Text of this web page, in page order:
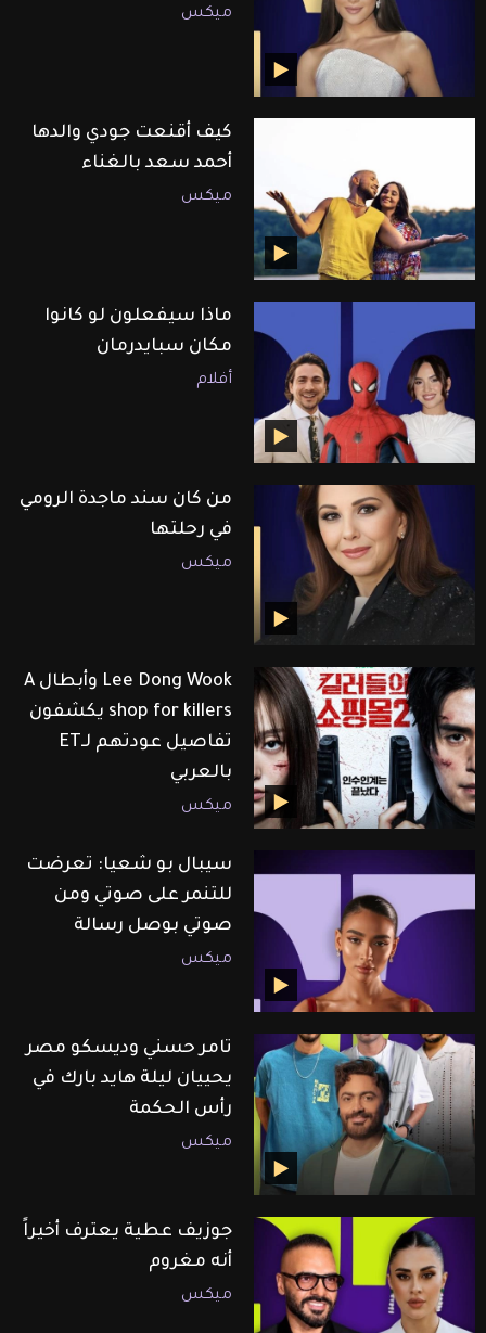
ميكس
كيف أقنعت جودي والدها
أحمد سعد بالغناء
ميكس
ماذا سيفعلون لو كانوا
مكان سبايدرمان
أفلام
من كان سند ماجدة الرومي
في رحلتها
ميكس
Lee Dong Wook وأبطال A
shop for killers يكشفون
تفاصيل عودتهم لـET
بالعربي
ميكس
سيبال بو شعيا: تعرضت
للتنمر على صوتي ومن
صوتي بوصل رسالة
ميكس
تامر حسني وديسكو مصر
يحييان ليلة هايد بارك في
رأس الحكمة
ميكس
جوزيف عطية يعترف أخيراً
أنه مغروم
ميكس